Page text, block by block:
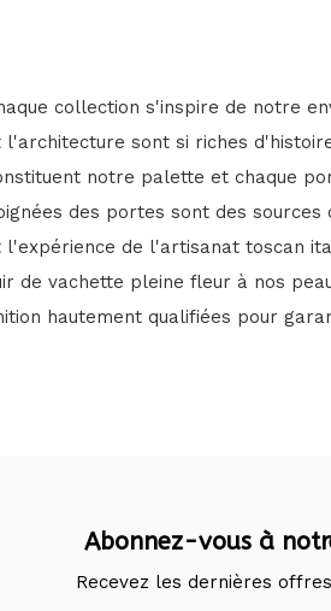
collection s'inspire de notre
l'architecture sont si riches
notre palette et chaque
des portes sont des
l'expérience de l'artisanat toscan
de vachette pleine fleur à nos
hautement qualifiées pour
Abonnez-vous à
Recevez les dernières